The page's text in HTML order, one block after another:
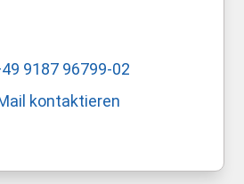
9187 96799-02
kontaktieren